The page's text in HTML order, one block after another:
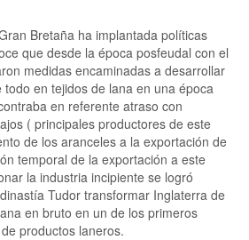
Bretaña ha implantada políticas
que desde la época posfeudal con el
medidas encaminadas a desarrollar
en tejidos de lana en una época
en referente atraso con
( principales productores de este
de los aranceles a la exportación de
temporal de la exportación a este
la industria incipiente se logró
Tudor transformar Inglaterra de
en bruto en un de los primeros
productos laneros.